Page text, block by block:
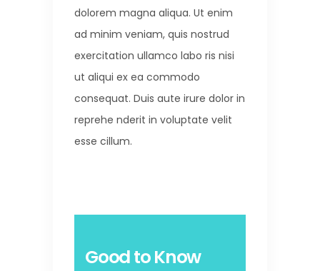
dolorem magna aliqua. Ut enim
ad minim veniam, quis nostrud
exercitation ullamco labo ris nisi
ut aliqui ex ea commodo
consequat. Duis aute irure dolor in
reprehe nderit in voluptate velit
esse cillum.
Good to Know